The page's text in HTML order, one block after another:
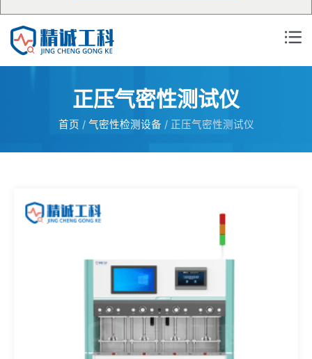
正压气密性测试仪
首页 / 气密性检测设备 / 正压气密性测试仪